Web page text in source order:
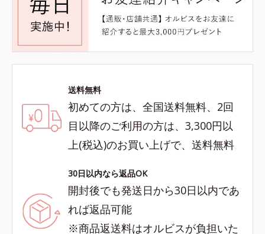
送料無料
初めての方は、全国送料無料、2回
目以降のご利用の方は、3,300円以
上(税込)のお買い上げで、送料無料
30日以内なら返品OK
開封後でも発送日から30日以内であ
れば返品可能
※商品返送料はオルビスが負担いた